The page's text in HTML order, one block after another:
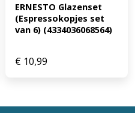
ERNESTO Glazenset
(Espressokopjes set
van 6) (4334036068564)
€ 10,99